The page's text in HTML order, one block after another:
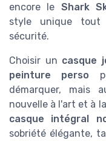
encore le Shark
style unique tout
sécurité.
Choisir un casque
peinture perso
démarquer, mais
nouvelle à l'art et à
casque intégral
sobriété élégante,